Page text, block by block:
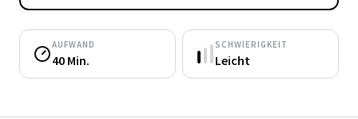
AUFWAND
40 Min.
SCHWIERIGKEIT
Leicht